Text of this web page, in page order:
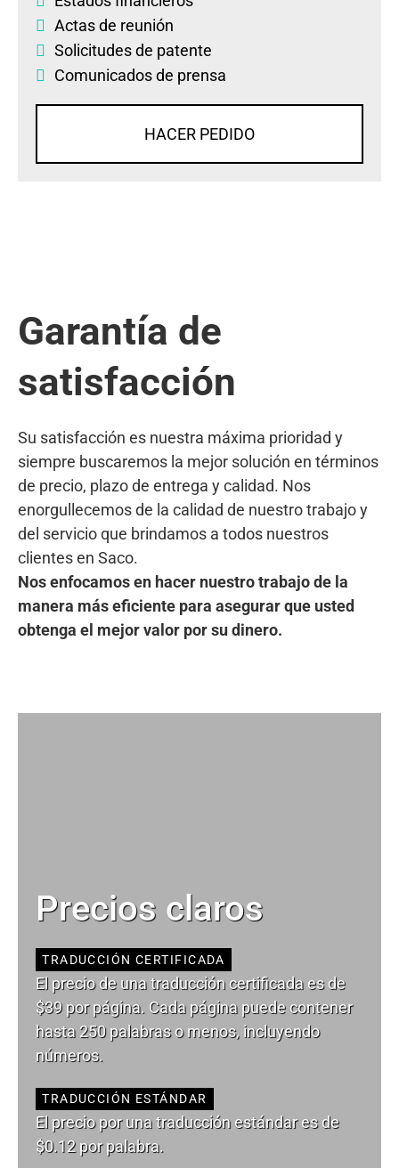
Actas de reunión
Solicitudes de patente
Comunicados de prensa
HACER PEDIDO
Garantía de
satisfacción
Su satisfacción es nuestra máxima prioridad y
siempre buscaremos la mejor solución en términos
de precio, plazo de entrega y calidad. Nos
enorgullecemos de la calidad de nuestro trabajo y
del servicio que brindamos a todos nuestros
clientes en Saco.
Nos enfocamos en hacer nuestro trabajo de la
manera más eficiente para asegurar que usted
obtenga el mejor valor por su dinero.
Precios claros
TRADUCCIÓN CERTIFICADA
El precio de una traducción certificada es de
$39 por página. Cada página puede contener
hasta 250 palabras o menos, incluyendo
números.
TRADUCCIÓN ESTÁNDAR
El precio por una traducción estándar es de
$0.12 por palabra.